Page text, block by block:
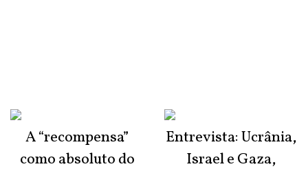
A “recompensa”
como absoluto do
Entrevista: Ucrânia,
Israel e Gaza,